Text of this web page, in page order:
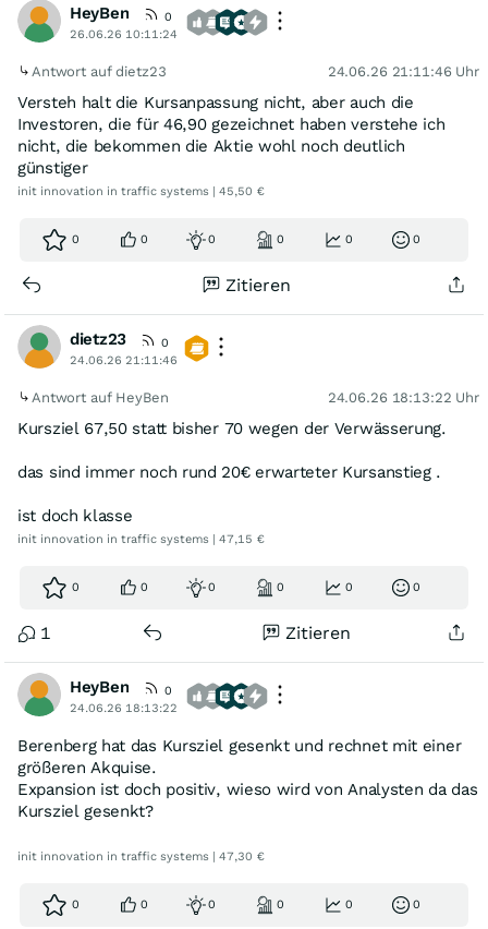
HeyBen
0
26.06.26 10:11:24
Antwort auf dietz23 24.06.26 21:11:46 Uhr
Versteh halt die Kursanpassung nicht, aber auch die
Investoren, die für 46,90 gezeichnet haben verstehe ich
nicht, die bekommen die Aktie wohl noch deutlich
günstiger
init innovation in traffic systems | 45,50 €
0 0 0 0 0 0
Zitieren
dietz23
0
24.06.26 21:11:46
Antwort auf HeyBen 24.06.26 18:13:22 Uhr
Kursziel 67,50 statt bisher 70 wegen der Verwässerung.
das sind immer noch rund 20€ erwarteter Kursanstieg .
ist doch klasse
init innovation in traffic systems | 47,15 €
0 0 0 0 0 0
1 Zitieren
HeyBen
0
24.06.26 18:13:22
Berenberg hat das Kursziel gesenkt und rechnet mit einer
größeren Akquise.
Expansion ist doch positiv, wieso wird von Analysten da das
Kursziel gesenkt?
init innovation in traffic systems | 47,30 €
0 0 0 0 0 0